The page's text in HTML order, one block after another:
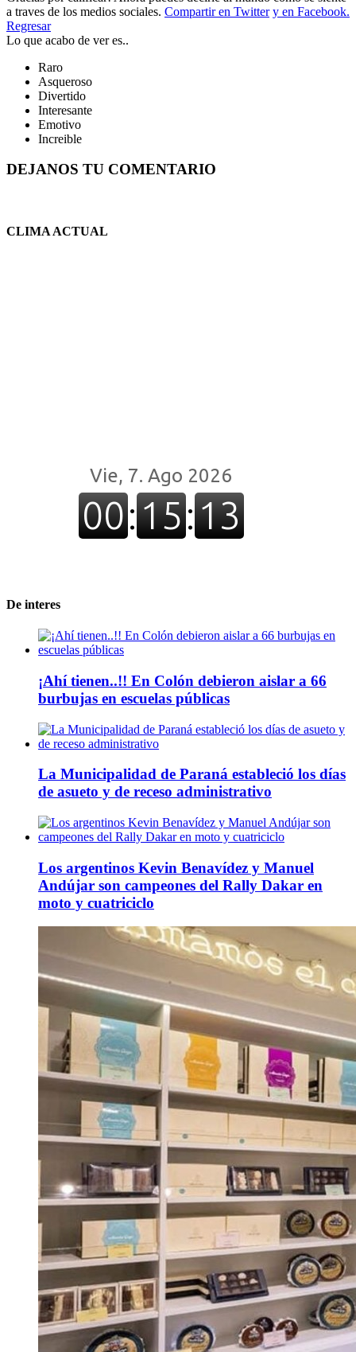
a traves de los medios sociales. Compartir en Twitter y en Facebook.
Regresar
Lo que acabo de ver es..
Raro
Asqueroso
Divertido
Interesante
Emotivo
Increible
DEJANOS TU COMENTARIO
CLIMA ACTUAL
De interes
¡Ahí tienen..!! En Colón debieron aislar a 66
burbujas en escuelas públicas
La Municipalidad de Paraná estableció los días
de asueto y de receso administrativo
Los argentinos Kevin Benavídez y Manuel
Andújar son campeones del Rally Dakar en
moto y cuatriciclo